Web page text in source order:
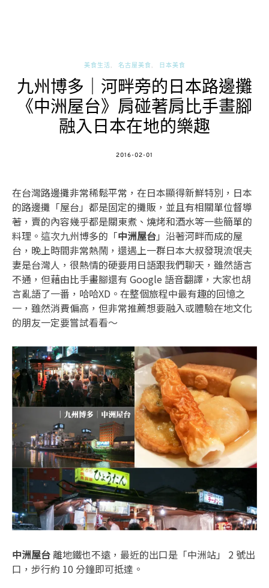
美食生活 名古屋美食 日本美食
九州博多｜河畔旁的日本路邊攤
《中洲屋台》肩碰著肩比手畫腳
融入日本在地的樂趣
POSTED
2016-02-01
在台灣路邊攤非常稀鬆平常，在日本顯得新鮮特別，日本
的路邊攤「屋台」都是固定的攤販，並且有相關單位督導
著，賣的內容幾乎都是關東煮、燒烤和酒水等一些簡單的
料理。這次九州博多的「中洲屋台」沿著河畔而成的屋
台，晚上時間非常熱鬧，還遇上一群日本大叔發現流氓夫
妻是台灣人，很熱情的硬要用日語跟我們聊天，雖然語言
不通，但藉由比手畫腳還有 Google 語音翻譯，大家也胡
言亂語了一番，哈哈XD。在整個旅程中最有趣的回憶之
一，雖然消費偏高，但非常推薦想要融入或體驗在地文化
的朋友一定要嘗試看看～
中洲屋台離地鐵也不遠，最近的出口是「中洲站」 2 號出
口，步行約 10 分鐘即可抵達。